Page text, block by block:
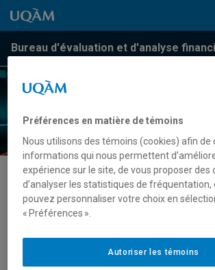
Passer au contenu
Accéder au menu principal
Accéder à la recherche
Passer au contenu
Accéder au menu principal
Bureau d'évaluation et d'analyse
Menu
Présentation du
Morbi pulvinar, enim sit amet dignissim
tristique turpis, vel placerat nunc sapien
Préférences en matière de témoins
Nous utilisons des témoins (cookies) afin de
informations qui nous permettent
expérience sur le site, de vous proposer des
d’analyser les statistiques de fréquentation,
pouvez personnaliser votre choix en
« Préférences ».
Autoriser les témoins